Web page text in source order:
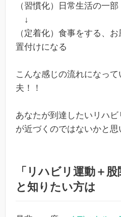
（習慣化）日常生活の一部
↓
（定着化）食事をする、
置付けになる
こんな感じの流れになっ
夫！！
あなたが到達したいリハ
が近づくのではないかと思
「リハビリ運動＋
と知りたい方は